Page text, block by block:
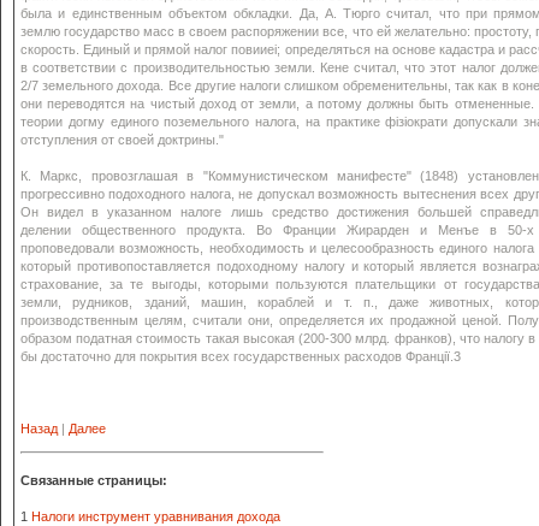
была и единственным объектом обкладки. Да, А. Тюрго считал, что при
землю государство масс в своем распоряжении все, что ей желательно: простоту,
скорость. Единый и прямой налог повииеі; определяться на основе кадастра и
в соответствии с производительностью земли. Кене считал, что этот налог
2/7 земельного дохода. Все другие налоги слишком обременительны, так как в
они переводятся на чистый доход от земли, а потому должны быть
теории догму единого поземельного налога, на практике фізіократи допускали
отступления от своей доктрины."
К. Маркс, провозглашая в "Коммунистическом манифесте" (1848)
прогрессивно подоходного налога, не допускал возможность вытеснения всех
Он видел в указанном налоге лишь средство достижения большей
делении общественного продукта. Во Франции Жирарден и Менъе в 50-
проповедовали возможность, необходимость и целесообразность единого налога
который противопоставляется подоходному налогу и который является
страхование, за те выгоды, которыми пользуются плательщики от
земли, рудников, зданий, машин, кораблей и т. п., даже животных,
производственным целям, считали они, определяется их продажной ценой.
образом податная стоимость такая высокая (200-300 млрд. франков), что налогу
бы достаточно для покрытия всех государственных расходов Франції.3
Назад | Далее
Связанные страницы:
1 Налоги инструмент уравнивания дохода